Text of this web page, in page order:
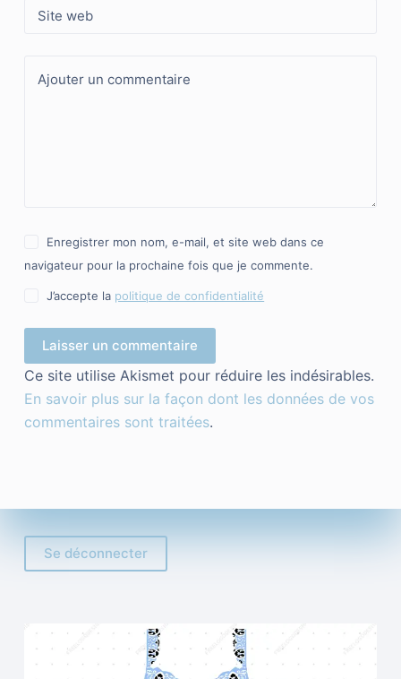
Site web
Ajouter un commentaire
Enregistrer mon nom, e-mail, et site web dans ce
navigateur pour la prochaine fois que je commente.
J’accepte la politique de confidentialité
Laisser un commentaire
Ce site utilise Akismet pour réduire les indésirables.
En savoir plus sur la façon dont les données de vos
commentaires sont traitées.
Se déconnecter